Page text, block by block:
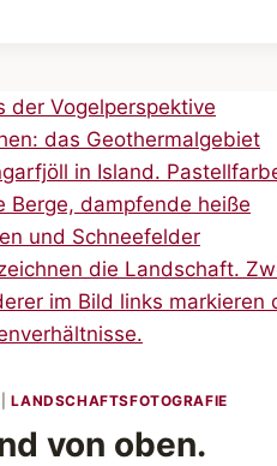
|LANDSCHAFTSFOTOGRAFIE
von oben.